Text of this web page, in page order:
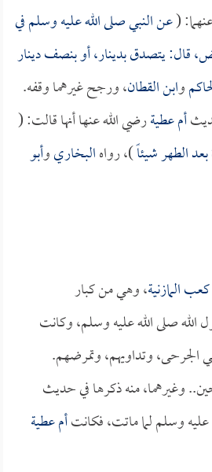
(عن النبي صلى الله عليه وسلم في
قال: يتصدق بدينار، أو بنصف دينار
وابن القطان، ورجح غيرهما وقفه.
أم عطيةرضي الله عنها أنها قالت: (
الطهر شيئاً)، رواهالبخاريوأبو
المازنية، وهي من كبار
صلى الله عليه وسلم، وكانت
الجرحى، وتداويهم، وتمرضهم.
وغيرهما، منه ذكرها في حديث
وسلم لما ماتت، فكانتأم عطية